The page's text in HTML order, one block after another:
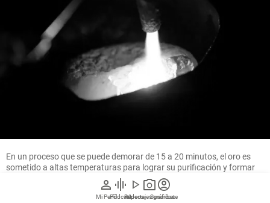
person
Mi Perfil
graphic_eq
Pódcast
play_arrow
Videos
photo_camera
Reportajes gráficos
account_circle
Suscríbete
En un proceso que se puede demorar de 15 a 20 minutos, el oro es
sometido a altas temperaturas para lograr su purificación y formar
el lingote. FOTO MANUEL SALDARRIAGA